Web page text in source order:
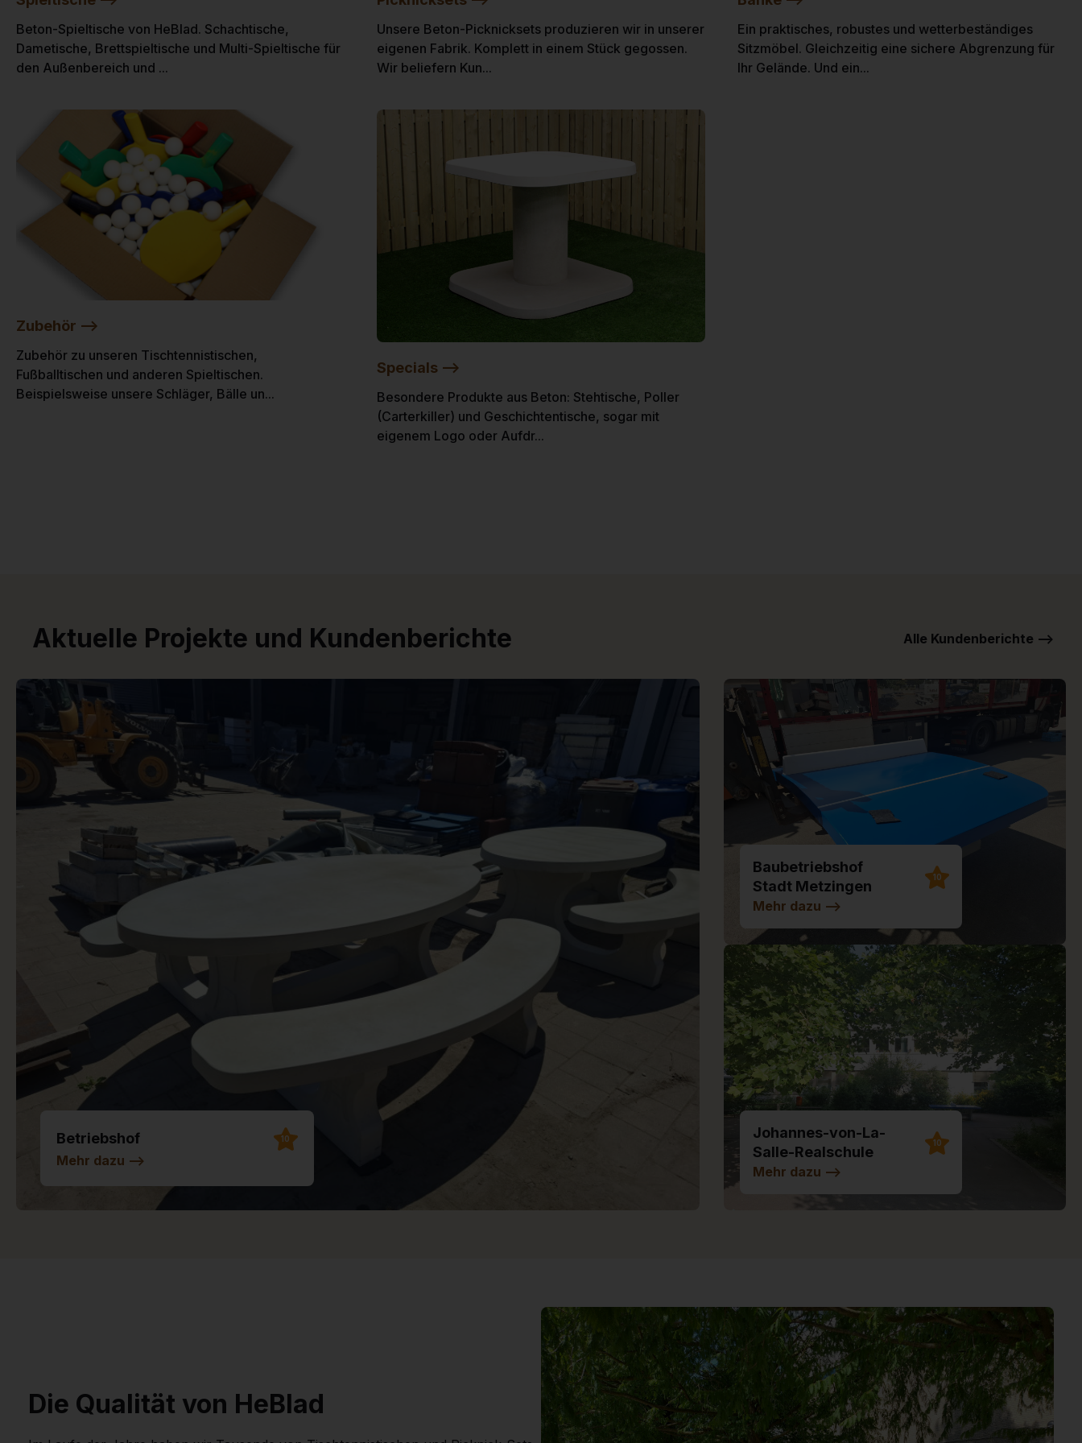
Beton-Spieltische von HeBlad. Schachtische,
Dametische, Brettspieltische und Multi-Spieltische für
den Außenbereich und ...
Unsere Beton-Picknicksets produzieren wir in unserer
eigenen Fabrik. Komplett in einem Stück gegossen.
Wir beliefern Kun...
Ein praktisches, robustes und wetterbeständiges
Sitzmöbel. Gleichzeitig eine sichere Abgrenzung für
Ihr Gelände. Und ein...
Zubehör -->
Zubehör zu unseren Tischtennistischen,
Fußballtischen und anderen Spieltischen.
Beispielsweise unsere Schläger, Bälle un...
Specials -->
Besondere Produkte aus Beton: Stehtische, Poller
(Carterkiller) und Geschichtentische, sogar mit
eigenem Logo oder Aufdr...
Aktuelle Projekte und Kundenberichte Alle Kundenberichte -->
Betriebshof 10
Mehr dazu -->
Baubetriebshof
Stadt Metzingen
10
Mehr dazu -->
Johannes-von-La-
Salle-Realschule
Illertissen
10
Mehr dazu -->
Die Qualität von HeBlad